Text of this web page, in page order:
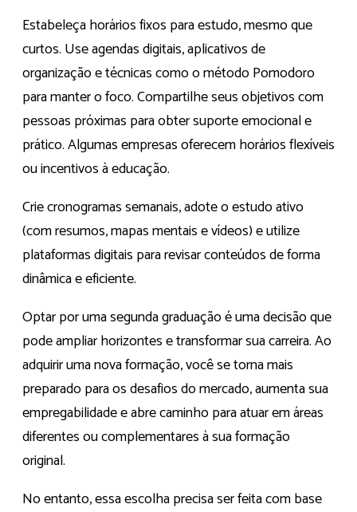
Estabeleça horários fixos para estudo, mesmo que
curtos. Use agendas digitais, aplicativos de
organização e técnicas como o método Pomodoro
para manter o foco. Compartilhe seus objetivos com
pessoas próximas para obter suporte emocional e
prático. Algumas empresas oferecem horários flexíveis
ou incentivos à educação.
Crie cronogramas semanais, adote o estudo ativo
(com resumos, mapas mentais e vídeos) e utilize
plataformas digitais para revisar conteúdos de forma
dinâmica e eficiente.
Optar por uma segunda graduação é uma decisão que
pode ampliar horizontes e transformar sua carreira. Ao
adquirir uma nova formação, você se torna mais
preparado para os desafios do mercado, aumenta sua
empregabilidade e abre caminho para atuar em áreas
diferentes ou complementares à sua formação
original.
No entanto, essa escolha precisa ser feita com base